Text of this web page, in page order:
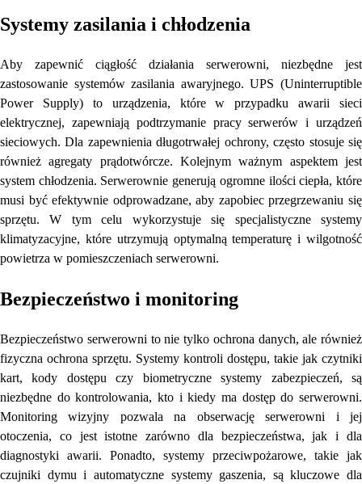
Systemy zasilania i chłodzenia
Aby zapewnić ciągłość działania serwerowni, niezbędne jest
zastosowanie systemów zasilania awaryjnego. UPS (Uninterruptible
Power Supply) to urządzenia, które w przypadku awarii sieci
elektrycznej, zapewniają podtrzymanie pracy serwerów i urządzeń
sieciowych. Dla zapewnienia długotrwałej ochrony, często stosuje się
również agregaty prądotwórcze. Kolejnym ważnym aspektem jest
system chłodzenia. Serwerownie generują ogromne ilości ciepła, które
musi być efektywnie odprowadzane, aby zapobiec przegrzewaniu się
sprzętu. W tym celu wykorzystuje się specjalistyczne systemy
klimatyzacyjne, które utrzymują optymalną temperaturę i wilgotność
powietrza w pomieszczeniach serwerowni.
Bezpieczeństwo i monitoring
Bezpieczeństwo serwerowni to nie tylko ochrona danych, ale również
fizyczna ochrona sprzętu. Systemy kontroli dostępu, takie jak czytniki
kart, kody dostępu czy biometryczne systemy zabezpieczeń, są
niezbędne do kontrolowania, kto i kiedy ma dostęp do serwerowni.
Monitoring wizyjny pozwala na obserwację serwerowni i jej
otoczenia, co jest istotne zarówno dla bezpieczeństwa, jak i dla
diagnostyki awarii. Ponadto, systemy przeciwpożarowe, takie jak
czujniki dymu i automatyczne systemy gaszenia, są kluczowe dla